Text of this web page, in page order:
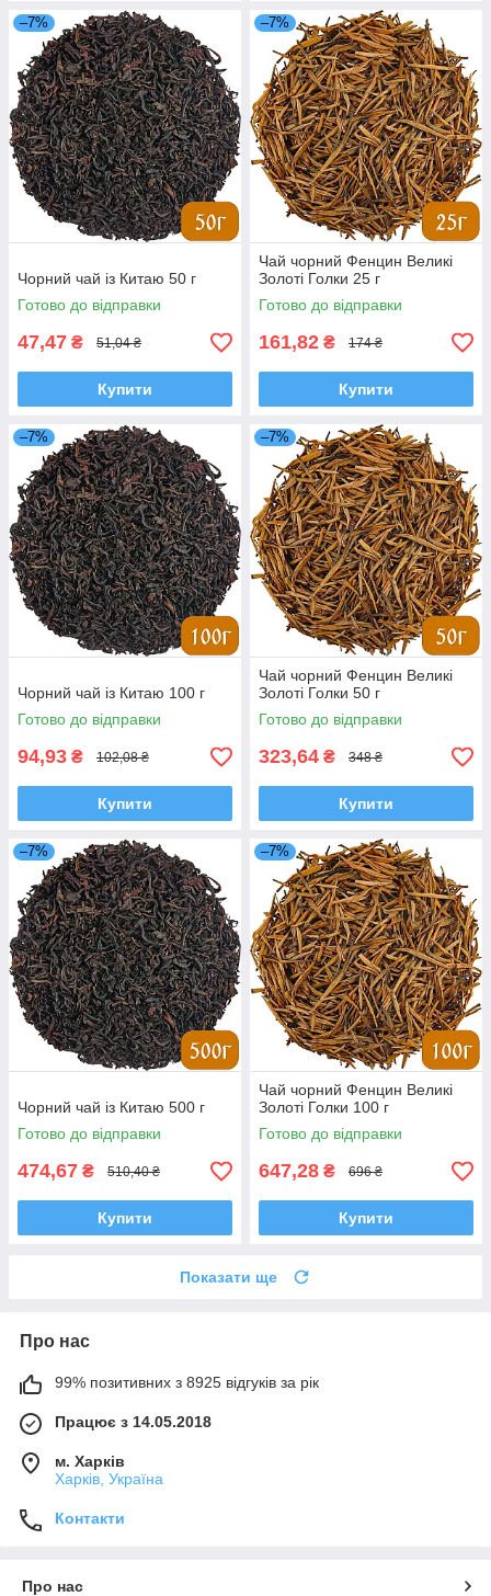
–7%
Чорний чай із Китаю 50 г
Готово до відправки
47,47 ₴ 51,04 ₴
Купити
–7%
Чай чорний Фенцин Великі
Золоті Голки 25 г
Готово до відправки
161,82 ₴ 174 ₴
Купити
–7%
Чорний чай із Китаю 100 г
Готово до відправки
94,93 ₴ 102,08 ₴
Купити
–7%
Чай чорний Фенцин Великі
Золоті Голки 50 г
Готово до відправки
323,64 ₴ 348 ₴
Купити
–7%
Чорний чай із Китаю 500 г
Готово до відправки
474,67 ₴ 510,40 ₴
Купити
–7%
Чай чорний Фенцин Великі
Золоті Голки 100 г
Готово до відправки
647,28 ₴ 696 ₴
Купити
Показати ще
Про нас
99% позитивних з 8925 відгуків за рік
Працює з 14.05.2018
м. Харків
Харків, Україна
Контакти
Про нас